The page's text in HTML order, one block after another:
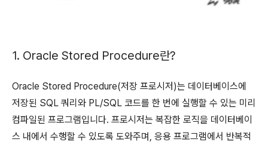
1. Oracle Stored Procedure란?
Oracle Stored Procedure(저장 프로시저)는 데이터베이스에
저장된 SQL 쿼리와 PL/SQL 코드를 한 번에 실행할 수 있는 미리
컴파일된 프로그램입니다. 프로시저는 복잡한 로직을 데이터베이
스 내에서 수행할 수 있도록 도와주며, 응용 프로그램에서 반복적